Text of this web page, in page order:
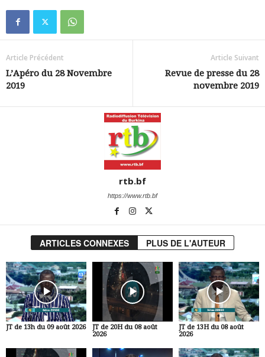
Article Précédent
L’Apéro du 28 Novembre
2019
Article Suivant
Revue de presse du 28
novembre 2019
rtb.bf
https://www.rtb.bf
ARTICLES CONNEXES PLUS DE L'AUTEUR
JT de 13h du 09 août 2026
JT de 20H du 08 août
2026
JT de 13H du 08 août
2026